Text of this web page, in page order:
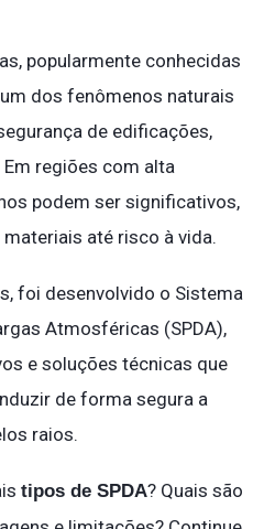
popularmente conhecidas
dos fenômenos naturais
de edificações,
regiões com alta
podem ser significativos,
até risco à vida.
foi desenvolvido o Sistema
Atmosféricas (SPDA),
e soluções técnicas que
de forma segura a
raios.
tipos de SPDA? Quais são